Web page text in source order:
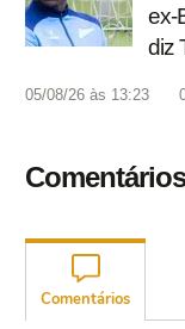
ex-
diz
05/08/26 às 13:23
Comentários